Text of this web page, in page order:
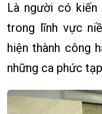
Là người có
trong lĩnh vực
hiện thành công
những ca phức